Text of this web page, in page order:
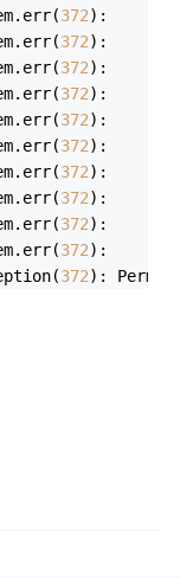
372):     at
372):     at
372):     at
372):     at
372):     at
372):     at
372):     at
372):     at
372):     at
372):     at
372):